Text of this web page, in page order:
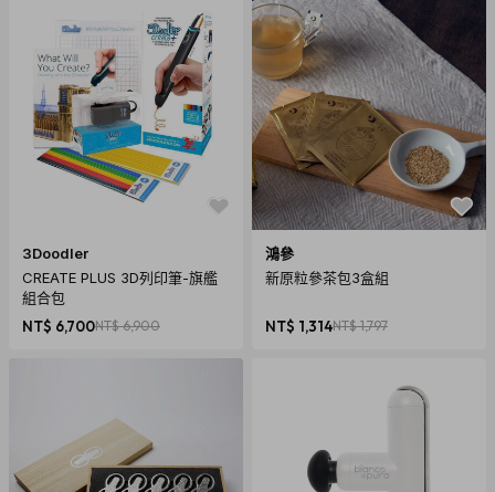
3Doodler
CREATE PLUS 3D列印筆-旗艦
組合包
NT$ 6,700NT$ 6,900
鴻參
新原粒參茶包3盒組
NT$ 1,314NT$ 1,797